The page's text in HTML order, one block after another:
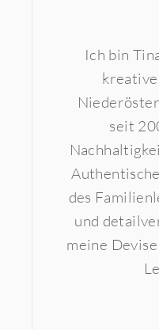
Ich bin
kreative
seit
des
und
meine